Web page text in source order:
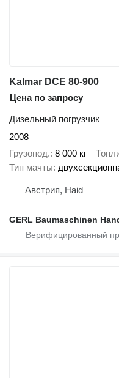
Kalmar DCE 80-900
Цена по запросу
Дизельный погрузчик
2008
Грузопод. 8 000 кг
Тип мачты
Австрия, Haid
GERL Baumaschinen